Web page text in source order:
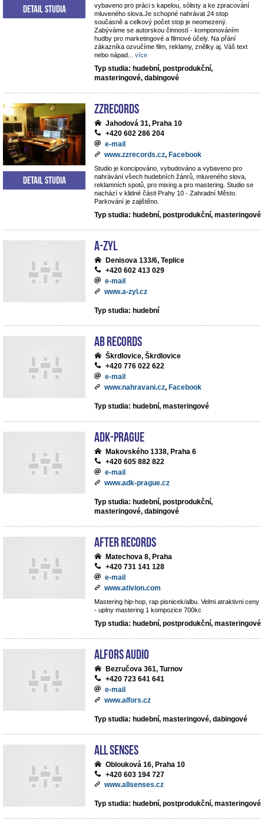
vybaveno pro práci s kapelou, sólisty a ke zpracování
mluveného slova.Je schopné nahrávat 24 stop
současně a celkový počet stop je neomezený.
Zabýváme se autorskou činností - komponováním
hudby pro marketingové a filmové účely. Na přání
zákazníka ozvučíme film, reklamy, znělky aj. Váš text
nebo nápad
více
Typ studia: hudební, postprodukční,
masteringové, dabingové
Detail studia
ZZrecords
Jahodová 31, Praha 10
+420 602 286 204
e-mail
www.zzrecords.cz, Facebook
Studio je koncipováno, vybudováno a vybaveno pro
nahrávání všech hudebních žánrů, mluveného slova,
reklamních spotů, pro mixing a pro mastering. Studio se
nachází v klidné části Prahy 10 - Zahradní Město.
Parkování je zajištěno.
Typ studia: hudební, postprodukční, masteringové
Detail studia
A-ZYL
Denisova 133/6, Teplice
+420 602 413 029
e-mail
www.a-zyl.cz
Typ studia: hudební
AB records
Škrdlovice, Škrdlovice
+420 776 022 622
e-mail
www.nahravani.cz, Facebook
Typ studia: hudební, masteringové
ADK-Prague
Makovského 1338, Praha 6
+420 605 882 822
e-mail
www.adk-prague.cz
Typ studia: hudební, postprodukční,
masteringové, dabingové
After records
Matechova 8, Praha
+420 731 141 128
e-mail
www.ativion.com
Mastering hip-hop, rap pisnicek/albu. Velmi atraktivni ceny
- uplny mastering 1 kompozice 700kc
Typ studia: hudební, postprodukční, masteringové
ALFORS audio
Bezručova 361, Turnov
+420 723 641 641
e-mail
www.alfors.cz
Typ studia: hudební, masteringové, dabingové
All Senses
Oblouková 16, Praha 10
+420 603 194 727
www.allsenses.cz
Typ studia: hudební, postprodukční, masteringové